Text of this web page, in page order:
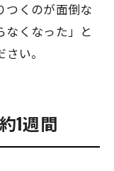
つくのが面倒な
なくなった」と
い。
1週間